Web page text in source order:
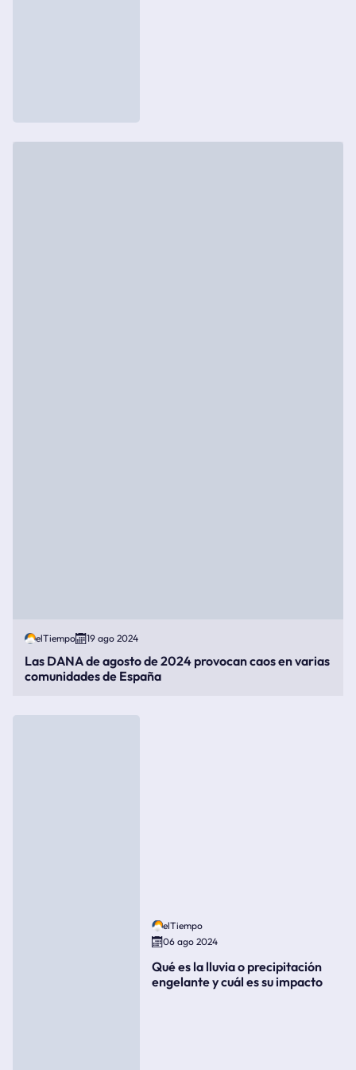
elTiempo 19 ago 2024
Las DANA de agosto de 2024 provocan caos en varias
comunidades de España
elTiempo
06 ago 2024
Qué es la lluvia o precipitación
engelante y cuál es su impacto